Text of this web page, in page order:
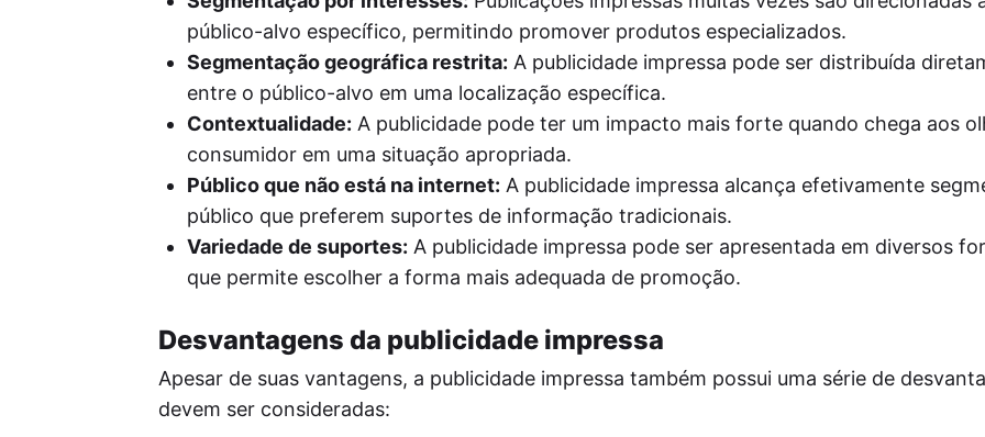
público-alvo específico, permitindo promover produtos especializados.
Segmentação geográfica restrita: A publicidade impressa pode ser distribuída
entre o público-alvo em uma localização específica.
Contextualidade: A publicidade pode ter um impacto mais forte quando chega aos
consumidor em uma situação apropriada.
Público que não está na internet: A publicidade impressa alcança efetivamente
público que preferem suportes de informação tradicionais.
Variedade de suportes: A publicidade impressa pode ser apresentada em diversos
que permite escolher a forma mais adequada de promoção.
Desvantagens da publicidade impressa
Apesar de suas vantagens, a publicidade impressa também possui uma série de
devem ser consideradas: